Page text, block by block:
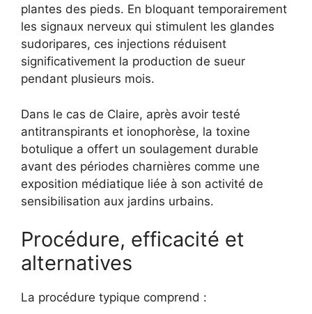
plantes des pieds. En bloquant temporairement
les signaux nerveux qui stimulent les glandes
sudoripares, ces injections réduisent
significativement la production de sueur
pendant plusieurs mois.
Dans le cas de Claire, après avoir testé
antitranspirants et ionophorèse, la toxine
botulique a offert un soulagement durable
avant des périodes charnières comme une
exposition médiatique liée à son activité de
sensibilisation aux jardins urbains.
Procédure, efficacité et
alternatives
La procédure typique comprend :